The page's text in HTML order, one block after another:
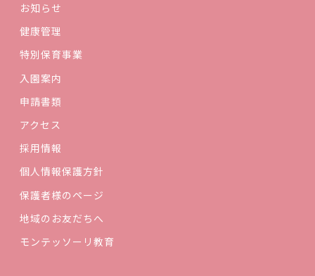
お知らせ
健康管理
特別保育事業
入園案内
申請書類
アクセス
採用情報
個人情報保護方針
保護者様のページ
地域のお友だちへ
モンテッソーリ教育